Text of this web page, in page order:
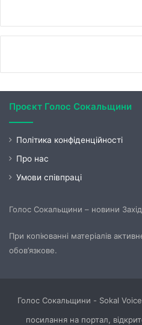
Проєкт Голос Сокальщини
Політика конфіденційності
Про нас
Умови співпраці
Голос Сокальщини – новини
При копіюванні матеріалів
обов’язкове.
Голос Сокальщини - Sokal Voice
посилання на портал,